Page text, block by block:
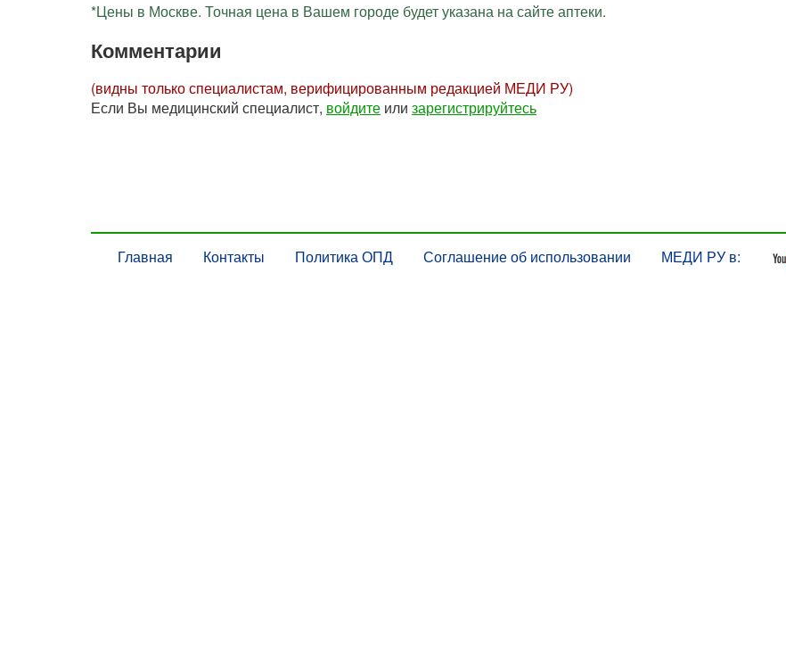
*Цены в Москве. Точная цена в Вашем городе будет указана на сайте аптеки.
Комментарии
(видны только специалистам, верифицированным редакцией МЕДИ РУ)
Если Вы медицинский специалист, войдите или зарегистрируйтесь
Главная Контакты Политика ОПД Соглашение об использовании МЕДИ РУ в: